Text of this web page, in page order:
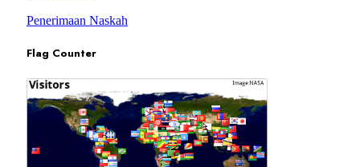
Penerimaan Naskah
Flag Counter